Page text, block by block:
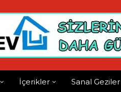
İçerikler Sanal Geziler